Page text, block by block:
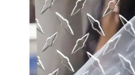
SITEMAP
POLITIQUE